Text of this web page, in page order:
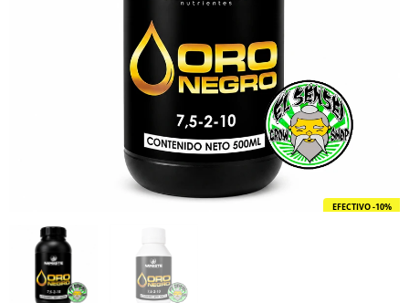
EFECTIVO -10%